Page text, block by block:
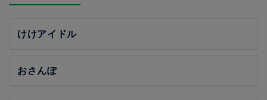
けけアイドル
おさんぽ